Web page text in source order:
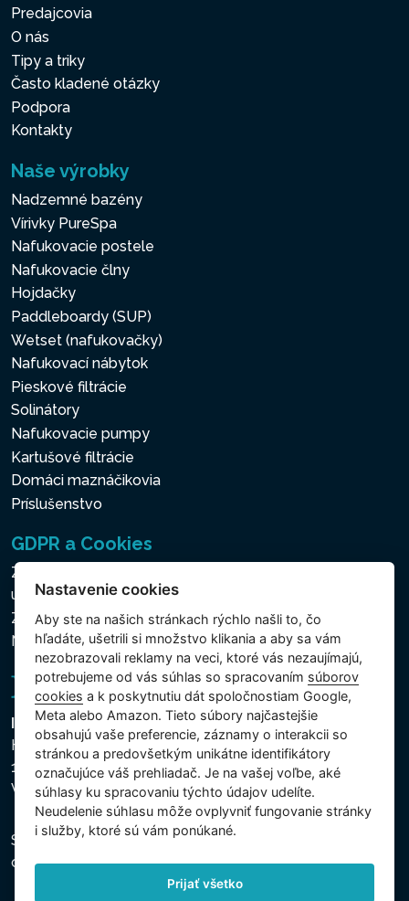
Predajcovia
O nás
Tipy a triky
Často kladené otázky
Podpora
Kontakty
Naše výrobky
Nadzemné bazény
Vírivky PureSpa
Nafukovacie postele
Nafukovacie člny
Hojdačky
Paddleboardy (SUP)
Wetset (nafukovačky)
Nafukovací nábytok
Pieskové filtrácie
Solinátory
Nafukovacie pumpy
Kartušové filtrácie
Domáci maznáčikovia
Príslušenstvo
GDPR a Cookies
Zásady ochrany osobných a ďalších spracovávaných
údajov
Zásady používania súborov cookies
Nastavenie cookies
Intex Trading, s.r.o.
Hradecká 2526/3
130 00 Praha 3
Vinohrady - Česká republika
Spoločnosť je zapísaná na Mestskom súde v Prahe,
oddiel C, vložka 74759, IČO 26150808, DIČ CZ26150808.
Nastavenie cookies
Aby ste na našich stránkach rýchlo našli to, čo
hľadáte, ušetrili si množstvo klikania a aby sa vám
nezobrazovali reklamy na veci, ktoré vás nezaujímajú,
potrebujeme od vás súhlas so spracovaním súborov
cookies a k poskytnutiu dát spoločnostiam Google,
Meta alebo Amazon. Tieto súbory najčastejšie
obsahujú vaše preferencie, záznamy o interakcii so
stránkou a predovšetkým unikátne identifikátory
označujúce váš prehliadač. Je na vašej voľbe, aké
súhlasy ku spracovaniu týchto údajov udelíte.
Neudelenie súhlasu mȏže ovplyvniť fungovanie stránky
i služby, ktoré sú vám ponúkané.
Prijať všetko